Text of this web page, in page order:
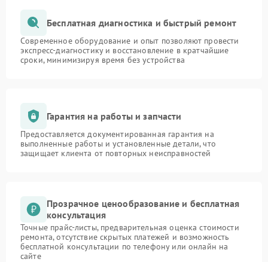
Бесплатная диагностика и быстрый ремонт
Современное оборудование и опыт позволяют провести
экспресс-диагностику и восстановление в кратчайшие
сроки, минимизируя время без устройства
Гарантия на работы и запчасти
Предоставляется документированная гарантия на
выполненные работы и установленные детали, что
защищает клиента от повторных неисправностей
Прозрачное ценообразование и бесплатная
консультация
Точные прайс-листы, предварительная оценка стоимости
ремонта, отсутствие скрытых платежей и возможность
бесплатной консультации по телефону или онлайн на
сайте